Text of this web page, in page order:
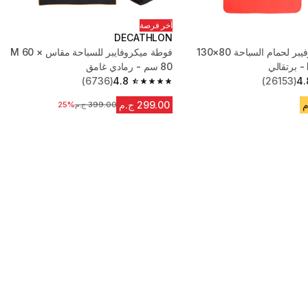
فوطة ميكروفيبر لحمام السباحة 80×130
(26153)
آخر فرصة
DECATHLON
فوطة ميكروفايبر للسباحة مقاس M 60 ×
80 سم - رمادي غامق
4.8
4.8 out of 5 stars from 6736 reviews
(6736)
299.00 ج.م السعر قبل التخفيض
399.00 ج.م 25%